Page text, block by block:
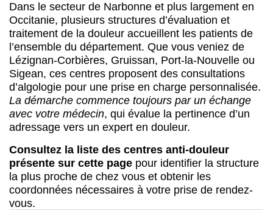
Dans le secteur de Narbonne et plus largement en
Occitanie, plusieurs structures d’évaluation et
traitement de la douleur accueillent les patients de
l’ensemble du département. Que vous veniez de
Lézignan-Corbières, Gruissan, Port-la-Nouvelle ou
Sigean, ces centres proposent des consultations
d’algologie pour une prise en charge personnalisée.
La démarche commence toujours par un échange
avec votre médecin, qui évalue la pertinence d’un
adressage vers un expert en douleur.
Consultez la liste des centres anti-douleur
présente sur cette page pour identifier la structure
la plus proche de chez vous et obtenir les
coordonnées nécessaires à votre prise de rendez-
vous.